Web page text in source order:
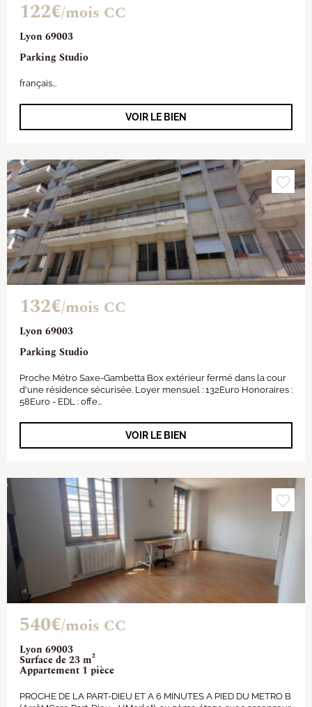
Lyon 69003
Parking Studio
122€/mois CC
français...
VOIR LE BIEN
Lyon 69003
Parking Studio
132€/mois CC
Proche Métro Saxe-Gambetta Box extérieur fermé dans la cour
d'une résidence sécurisée. Loyer mensuel : 132Euro Honoraires :
58Euro - EDL : offe...
VOIR LE BIEN
Lyon 69003
Surface de 23 m²
Appartement 1 pièce
540€/mois CC
PROCHE DE LA PART-DIEU ET A 6 MINUTES A PIED DU METRO B